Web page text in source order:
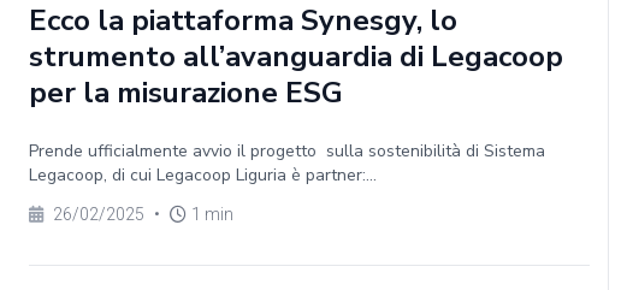
Ecco la piattaforma Synesgy, lo
strumento all’avanguardia di Legacoop
per la misurazione ESG
Prende ufficialmente avvio il progetto sulla sostenibilità di Sistema
Legacoop, di cui Legacoop Liguria è partner:...
26/02/2025 • 1 min